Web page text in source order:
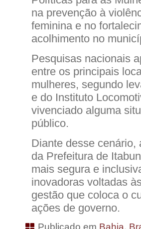
na prevenção à
feminina e no
acolhimento no
Pesquisas nacionais
entre os principais
mulheres, segundo
e do Instituto
vivenciado alguma
público.
Diante desse cenário,
da Prefeitura de
mais segura e
inovadoras voltadas
gestão que coloca o
ações de governo.
Publicado em Bahia,